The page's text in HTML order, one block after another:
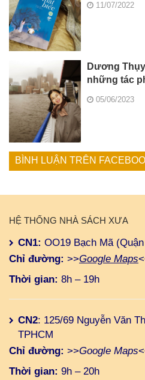
11/07/2022
Dương
những tác
05/06/2023
BÌNH LUẬN TRÊN
HỆ THỐNG NHÀ SÁCH XƯA
CN1: OO19 Bạch Mã
Chỉ đường: >>Google Maps
Thời gian: 8h – 19h
CN2: 125/69 Nguyễn Văn
TPHCM
Chỉ đường: >>Google Maps
Thời gian: 9h – 20h